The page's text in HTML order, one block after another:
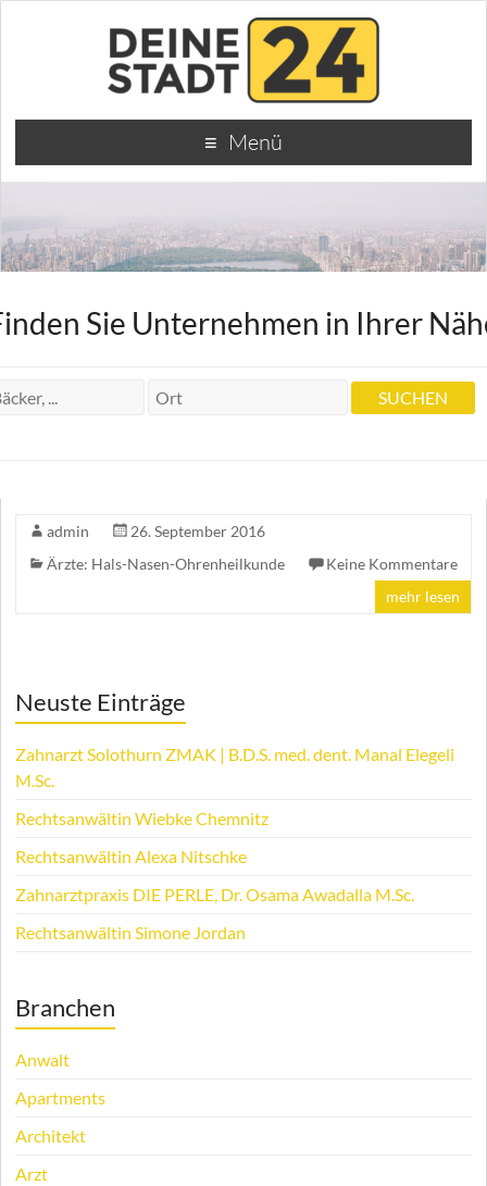
Menü
Sie Unternehmen in Ihrer
admin
26. September 2016
Ärzte: Hals-Nasen-Ohrenheilkunde
Keine Kommentare
mehr lesen
Neuste Einträge
Zahnarzt Solothurn ZMAK | B.D.S. med. dent. Manal Elegeli
M.Sc.
Rechtsanwältin Wiebke Chemnitz
Rechtsanwältin Alexa Nitschke
Zahnarztpraxis DIE PERLE, Dr. Osama Awadalla M.Sc.
Rechtsanwältin Simone Jordan
Branchen
Anwalt
Apartments
Architekt
Arzt